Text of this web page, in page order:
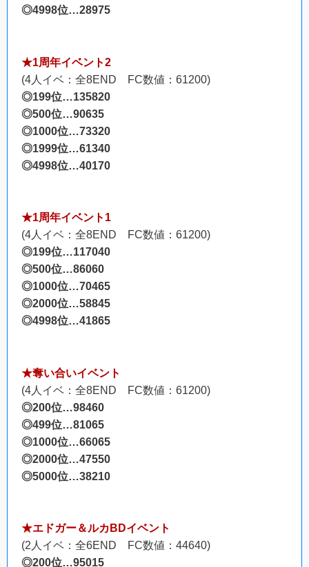
◎4998位…28975
★1周年イベント2
(4人イベ：全8END FC数値：61200)
◎199位…135820
◎500位…90635
◎1000位…73320
◎1999位…61340
◎4998位…40170
★1周年イベント1
(4人イベ：全8END FC数値：61200)
◎199位…117040
◎500位…86060
◎1000位…70465
◎2000位…58845
◎4998位…41865
★奪い合いイベント
(4人イベ：全8END FC数値：61200)
◎200位…98460
◎499位…81065
◎1000位…66065
◎2000位…47550
◎5000位…38210
★エドガー＆ルカBDイベント
(2人イベ：全6END FC数値：44640)
◎200位…95015